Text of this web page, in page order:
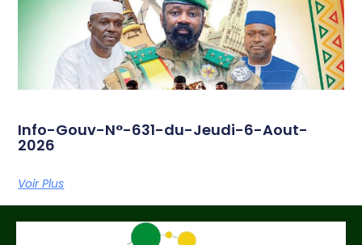
Info-Gouv-N°-631-du-Jeudi-6-Aout-
2026
Voir Plus